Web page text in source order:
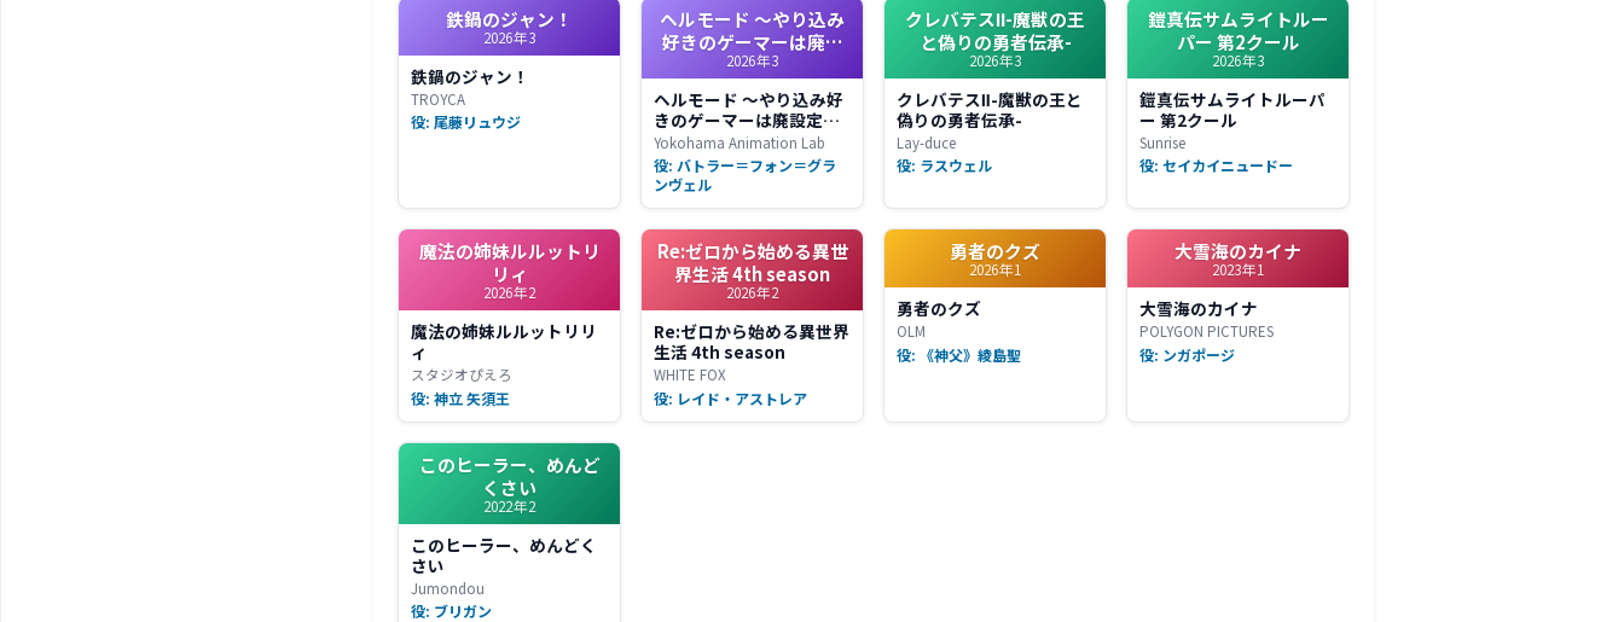
鉄鍋のジャン！
2026年3
鉄鍋のジャン！
TROYCA
役: 尾藤リュウジ
ヘルモード ～やり込み
好きのゲーマーは廃設
定の異世界で無双する
～ 2nd Season
2026年3
ヘルモード ～やり込み好
きのゲーマーは廃設定の
異世界で無双する～ 2nd
Season
Yokohama Animation Lab
役: バトラー＝フォン＝グラ
ンヴェル
クレバテスⅡ-魔獣の王
と偽りの勇者伝承-
2026年3
クレバテスⅡ-魔獣の王と
偽りの勇者伝承-
Lay-duce
役: ラスウェル
鎧真伝サムライトルー
パー 第2クール
2026年3
鎧真伝サムライトルーパ
ー 第2クール
Sunrise
役: セイカイニュードー
魔法の姉妹ルルットリ
リィ
2026年2
魔法の姉妹ルルットリリ
ィ
スタジオぴえろ
役: 神立 矢須王
Re:ゼロから始める異世
界生活 4th season
2026年2
Re:ゼロから始める異世界
生活 4th season
WHITE FOX
役: レイド・アストレア
勇者のクズ
2026年1
勇者のクズ
OLM
役: 《神父》綾島聖
大雪海のカイナ
2023年1
大雪海のカイナ
POLYGON PICTURES
役: ンガポージ
このヒーラー、めんど
くさい
2022年2
このヒーラー、めんどく
さい
Jumondou
役: ブリガン